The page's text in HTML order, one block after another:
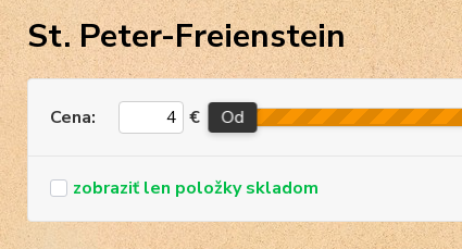
St. Peter-Freienstein
Cena: € Od
skladom